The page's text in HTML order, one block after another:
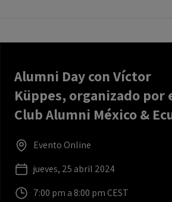
Alumni Day con Víctor
Küppes, organizado por
Club Alumni México &
Evento Online
jueves, 25 abril 2024
7:00 pm a 8:00 pm CEST